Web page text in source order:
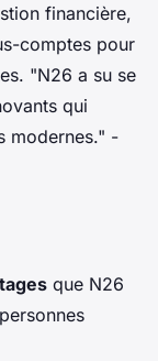
financière,
comptes pour
"N26 a su se
qui
modernes." -
que N26